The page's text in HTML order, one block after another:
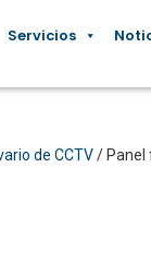
Servicios
de CCTV/ Panel